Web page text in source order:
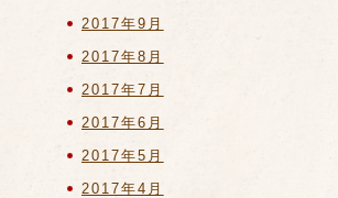
2017年9月
2017年8月
2017年7月
2017年6月
2017年5月
2017年4月